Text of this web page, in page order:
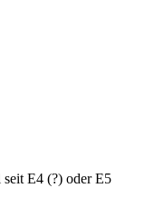
E4 (?) oder E5